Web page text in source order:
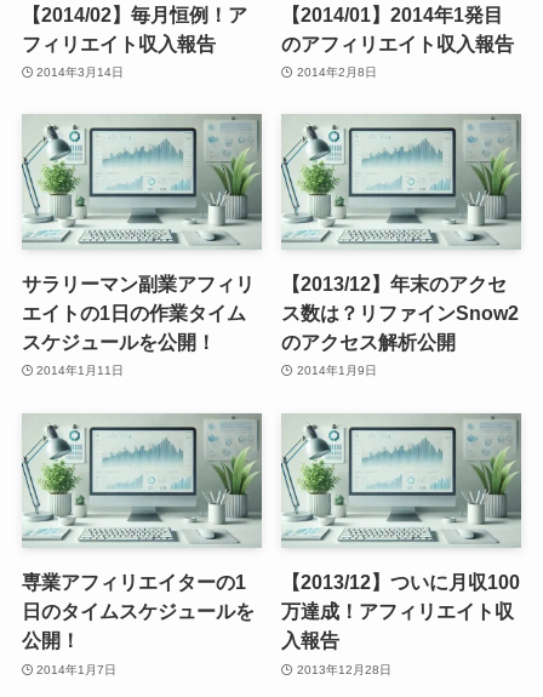
【2014/02】毎月恒例！ア
フィリエイト収入報告
2014年3月14日
【2014/01】2014年1発目
のアフィリエイト収入報告
2014年2月8日
サラリーマン副業アフィリ
エイトの1日の作業タイム
スケジュールを公開！
2014年1月11日
【2013/12】年末のアクセ
ス数は？リファインSnow2
のアクセス解析公開
2014年1月9日
専業アフィリエイターの1
日のタイムスケジュールを
公開！
2014年1月7日
【2013/12】ついに月収100
万達成！アフィリエイト収
入報告
2013年12月28日